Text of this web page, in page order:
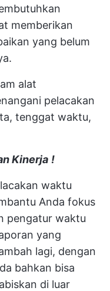
memberikan
yang belum
alat
pelacakan
tenggat waktu,
Kinerja !
waktu
Anda fokus
pengatur waktu
yang
lagi, dengan
bahkan bisa
di luar